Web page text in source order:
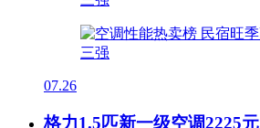
07.26
格力1.5匹新一级空调2225元